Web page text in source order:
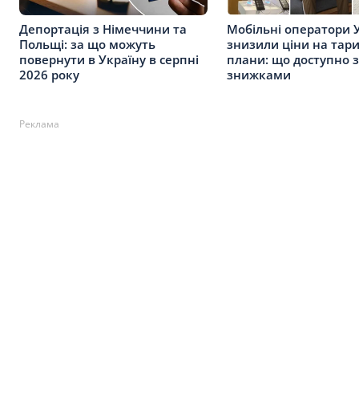
Депортація з Німеччини та
Польщі: за що можуть
повернути в Україну в серпні
2026 року
Мобільні оператори
знизили ціни на
плани: що доступно
знижками
Реклама